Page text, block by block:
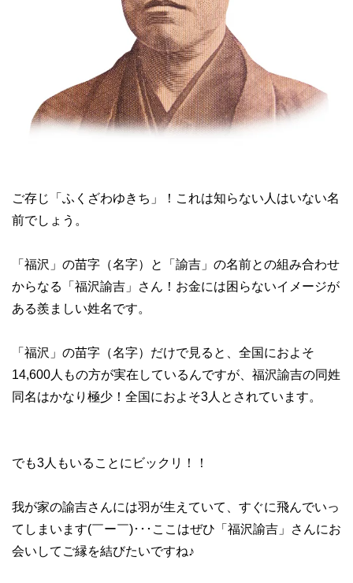
ご存じ「ふくざわゆきち」！これは知らない人はいない名
前でしょう。
「福沢」の苗字（名字）と「諭吉」の名前との組み合わせ
からなる「福沢諭吉」さん！お金には困らないイメージが
ある羨ましい姓名です。
「福沢」の苗字（名字）だけで見ると、全国におよそ
14,600人もの方が実在しているんですが、福沢諭吉の同姓
同名はかなり極少！全国におよそ3人とされています。
でも3人もいることにビックリ！！
我が家の諭吉さんには羽が生えていて、すぐに飛んでいっ
てしまいます(￣ー￣)･･･ここはぜひ「福沢諭吉」さんにお
会いしてご縁を結びたいですね♪